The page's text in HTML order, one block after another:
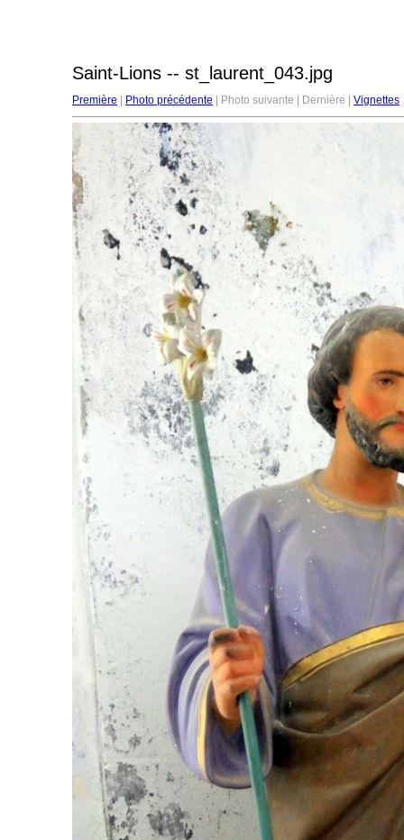
Saint-Lions -- st_laurent_043.jpg
Première Photo précédente | Photo suivante | Dernière | Vignettes